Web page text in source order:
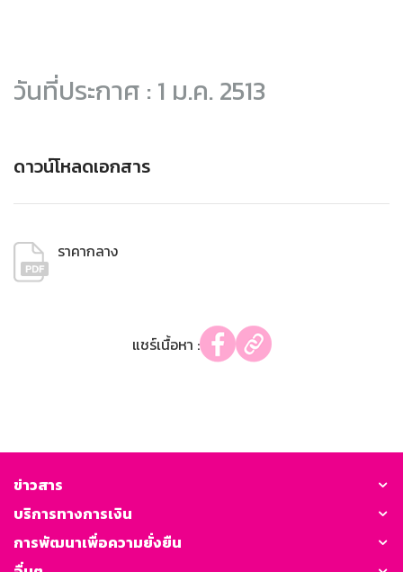
วันที่ประกาศ : 1 ม.ค. 2513
ดาวน์โหลดเอกสาร
ราคากลาง
แชร์เนื้อหา :
ข่าวสาร
บริการทางการเงิน
การพัฒนาเพื่อความยั่งยืน